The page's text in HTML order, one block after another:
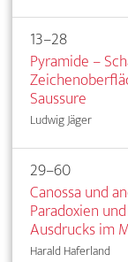
13–28
Pyramide –
Saussure
Ludwig Jäger
29–60
Canossa und
Paradoxien
Ausdrucks im
Harald Haferland